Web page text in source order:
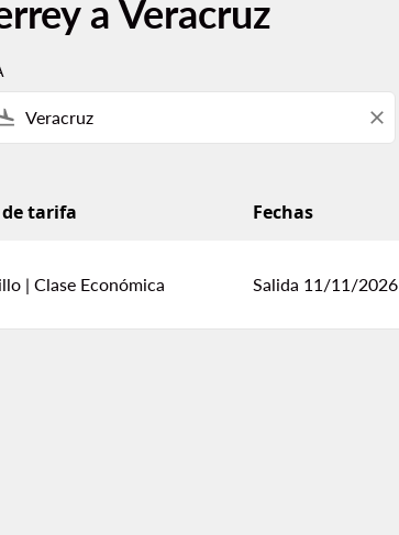
a Veracruz
close
tarifa Fechas
| Clase Económica Salida 11/11/2026